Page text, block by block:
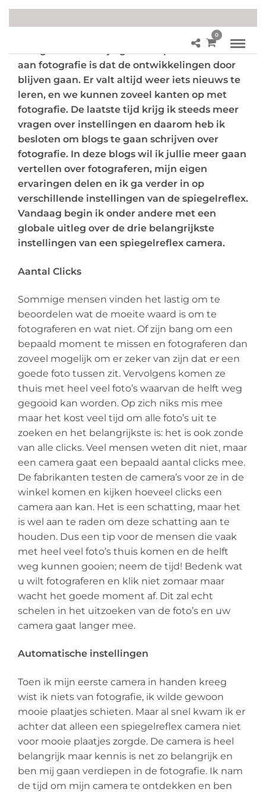
0
Fotograferen is mijn grootste passie. Het leuke
aan fotografie is dat de ontwikkelingen door
blijven gaan. Er valt altijd weer iets nieuws te
leren, en we kunnen zoveel kanten op met
fotografie. De laatste tijd krijg ik steeds meer
vragen over instellingen en daarom heb ik
besloten om blogs te gaan schrijven over
fotografie. In deze blogs wil ik jullie meer gaan
vertellen over fotograferen, mijn eigen
ervaringen delen en ik ga verder in op
verschillende instellingen van de spiegelreflex.
Vandaag begin ik onder andere met een
globale uitleg over de drie belangrijkste
instellingen van een spiegelreflex camera.
Aantal Clicks
Sommige mensen vinden het lastig om te
beoordelen wat de moeite waard is om te
fotograferen en wat niet. Of zijn bang om een
bepaald moment te missen en fotograferen dan
zoveel mogelijk om er zeker van zijn dat er een
goede foto tussen zit. Vervolgens komen ze
thuis met heel veel foto’s waarvan de helft weg
gegooid kan worden. Op zich niks mis mee
maar het kost veel tijd om alle foto’s uit te
zoeken en het belangrijkste is: het is ook zonde
van alle clicks. Veel mensen weten dit niet, maar
een camera gaat een bepaald aantal clicks mee.
De fabrikanten testen de camera’s voor ze in de
winkel komen en kijken hoeveel clicks een
camera aan kan. Het is een schatting, maar het
is wel aan te raden om deze schatting aan te
houden. Dus een tip voor de mensen die vaak
met heel veel foto’s thuis komen en de helft
weg kunnen gooien; neem de tijd! Bedenk wat
u wilt fotograferen en klik niet zomaar maar
wacht het goede moment af. Dit zal echt
schelen in het uitzoeken van de foto’s en uw
camera gaat langer mee.
Automatische instellingen
Toen ik mijn eerste camera in handen kreeg
wist ik niets van fotografie, ik wilde gewoon
mooie plaatjes schieten. Maar al snel kwam ik er
achter dat alleen een spiegelreflex camera niet
voor mooie plaatjes zorgde. De camera is heel
belangrijk maar kennis is net zo belangrijk en
ben mij gaan verdiepen in de fotografie. Ik nam
de tijd om mijn camera te ontdekken en ben